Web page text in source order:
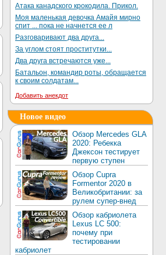
Атака канадского крокодила. Прикол.
Моя маленькая девочка Амайя мирно
спит ... пока не начнется ее л
Разговаривают два друга...
За углом стоят проститутки...
Два друга встречаются уже...
Батальон, командир роты, обращается
к своим солдатам...
Добавить анекдот
Новое видео
Обзор Mercedes GLA
2020: Ребекка
Джексон тестирует
первую ступен
Обзор Cupra
Formentor 2020 в
Великобритании: за
рулем супер-внед
Обзор кабриолета
Lexus LC 500:
почему при
тестировании
кабриолет